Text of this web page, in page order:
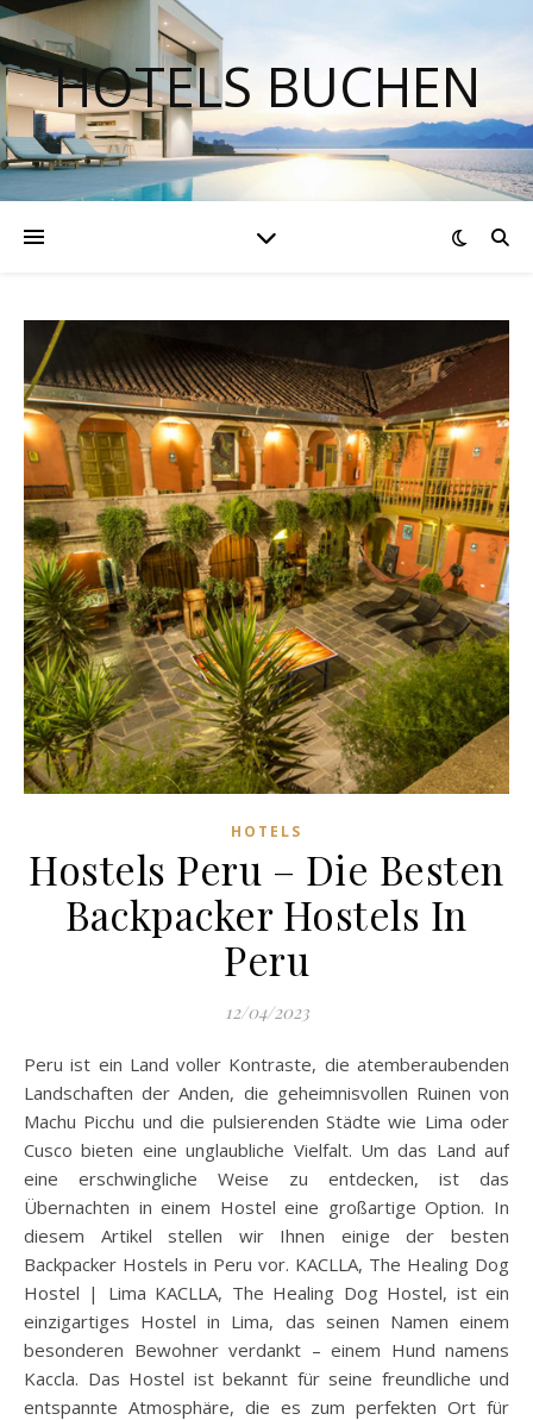
HOTELS BUCHEN
HOTELS
Hostels Peru – Die Besten
Backpacker Hostels In
Peru
12/04/2023
Peru ist ein Land voller Kontraste, die atemberaubenden
Landschaften der Anden, die geheimnisvollen Ruinen von
Machu Picchu und die pulsierenden Städte wie Lima oder
Cusco bieten eine unglaubliche Vielfalt. Um das Land auf
eine erschwingliche Weise zu entdecken, ist das
Übernachten in einem Hostel eine großartige Option. In
diesem Artikel stellen wir Ihnen einige der besten
Backpacker Hostels in Peru vor. KACLLA, The Healing Dog
Hostel | Lima KACLLA, The Healing Dog Hostel, ist ein
einzigartiges Hostel in Lima, das seinen Namen einem
besonderen Bewohner verdankt – einem Hund namens
Kaccla. Das Hostel ist bekannt für seine freundliche und
entspannte Atmosphäre, die es zum perfekten Ort für